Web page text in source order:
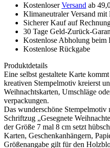
KostenloserVersand ab
Klimaneutraler Versand
Sicherer Kauf auf
30 Tage Geld-Zurück-
Kostenlose Abholung beim
Kostenlose Rückgabe
Produktdetails
Eine selbst gestaltete Karte
kreativen Stempelmotiv kreierst
Weihnachtskarten, Umschläge
verpackungen.
Das wunderschöne
Schriftzug „Gesegnete
der Größe 7 mal 8 cm setzt
Karten, Geschenkanhängern,
Größenangabe gilt für den